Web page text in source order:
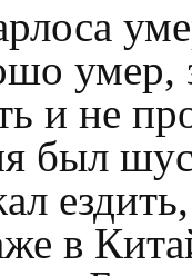
умер,
и не
был
в